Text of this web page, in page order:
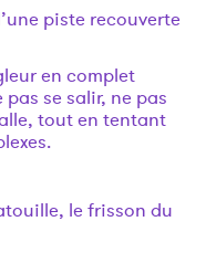
piste recouverte
en complet
se salir, ne pas
tout en tentant
le frisson du